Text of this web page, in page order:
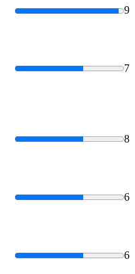
9
7
8
6
6